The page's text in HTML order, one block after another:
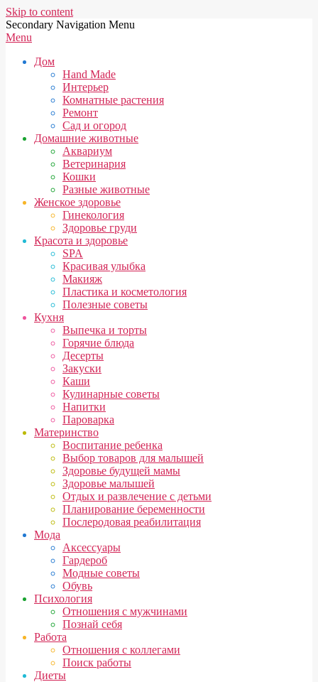
Skip to content
Secondary Navigation Menu
Menu
Дом
Hand Made
Интерьер
Комнатные растения
Ремонт
Сад и огород
Домашние животные
Аквариум
Ветеринария
Кошки
Разные животные
Женское здоровье
Гинекология
Здоровье груди
Красота и здоровье
SPA
Красивая улыбка
Макияж
Пластика и косметология
Полезные советы
Кухня
Выпечка и торты
Горячие блюда
Десерты
Закуски
Каши
Кулинарные советы
Напитки
Пароварка
Материнство
Воспитание ребенка
Выбор товаров для малышей
Здоровье будущей мамы
Здоровье малышей
Отдых и развлечение с детьми
Планирование беременности
Послеродовая реабилитация
Мода
Аксессуары
Гардероб
Модные советы
Обувь
Психология
Отношения с мужчинами
Познай себя
Работа
Отношения с коллегами
Поиск работы
Диеты